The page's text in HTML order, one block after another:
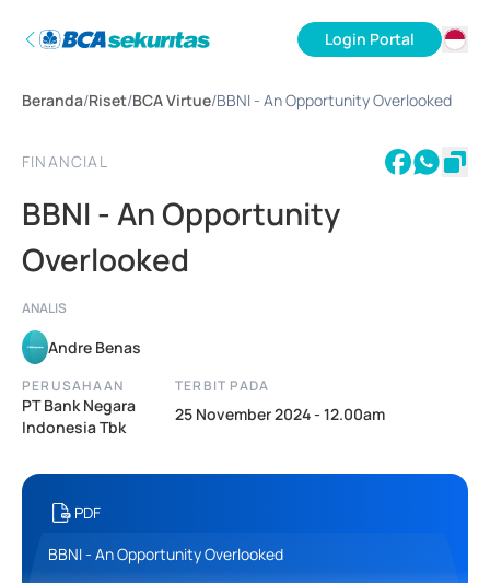
Login Portal
EN
Beranda/Riset/BCA Virtue/BBNI - An Opportunity Overlooked
FINANCIAL
BBNI - An Opportunity
Overlooked
ANALIS
Andre Benas
PERUSAHAAN
PT Bank Negara
Indonesia Tbk
TERBIT PADA
25 November 2024 - 12.00am
PDF
BBNI - An Opportunity Overlooked